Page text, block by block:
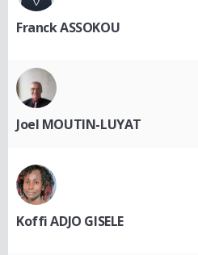
Franck ASSOKOU
Joel MOUTIN-LUYAT
Koffi ADJO GISELE